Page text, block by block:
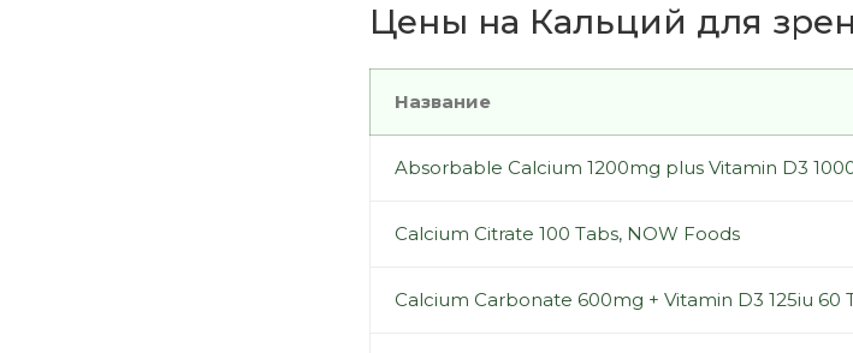
Цены на Кальций для
Название
Absorbable Calcium 1200mg plus Vitamin D3
Calcium Citrate 100 Tabs, NOW Foods
Calcium Carbonate 600mg + Vitamin D3 125iu 60